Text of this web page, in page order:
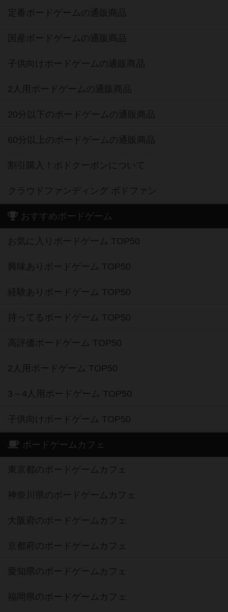
定番ボードゲームの通販商品
国産ボードゲームの通販商品
子供向けボードゲームの通販商品
2人用ボードゲームの通販商品
20分以下のボードゲームの通販商品
60分以上のボードゲームの通販商品
割引購入！ボドクーポンについて
クラウドファンディング ボドファン
おすすめボードゲーム
お気に入りボードゲーム TOP50
興味ありボードゲーム TOP50
経験ありボードゲーム TOP50
持ってるボードゲーム TOP50
高評価ボードゲーム TOP50
2人用ボードゲーム TOP50
3～4人用ボードゲーム TOP50
子供向けボードゲーム TOP50
ボードゲームカフェ
東京都のボードゲームカフェ
神奈川県のボードゲームカフェ
大阪府のボードゲームカフェ
京都府のボードゲームカフェ
愛知県のボードゲームカフェ
福岡県のボードゲームカフェ